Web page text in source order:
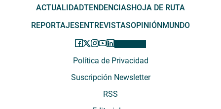
ACTUALIDADTENDENCIASHOJA DE RUTA
REPORTAJESENTREVISTASOPINIÓNMUNDO
Política de Privacidad
Suscripción Newsletter
RSS